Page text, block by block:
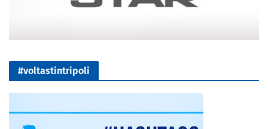
#voltastintripoli